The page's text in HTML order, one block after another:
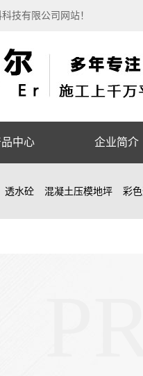
技有限公司网站！
中心 企业简介
透水砼 混凝土压模地坪 彩